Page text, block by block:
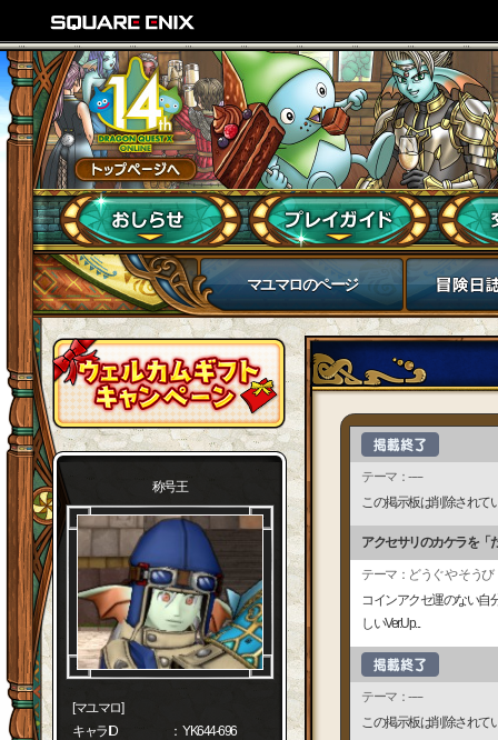
マユマロのページ
称号王
[マユマロ]
キャラID
： YK644-696
テーマ：-----
この掲示板は削除されて
アクセサリのカケラを「
テーマ：どうぐ や そうび
コインアクセ運のない自
しいVer.Up...
テーマ：-----
この掲示板は削除されて